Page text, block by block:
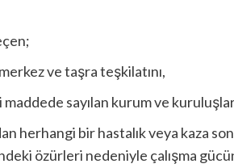
ve taşra teşkilatını,
sayılan kurum ve
herhangi bir hastalık veya kaza
özürleri nedeniyle çalışma